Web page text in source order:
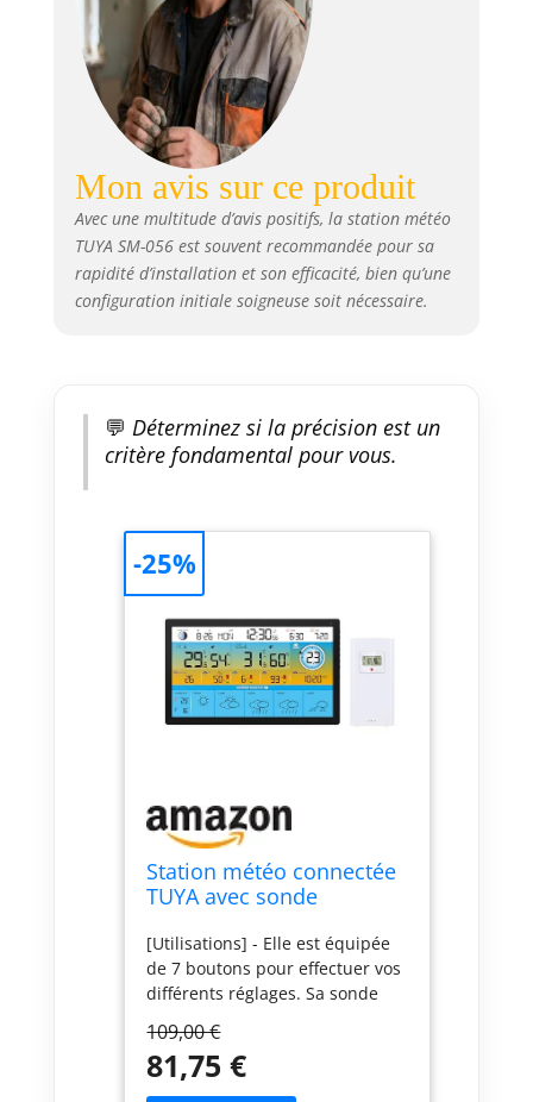
suite] - Mesure température
intérieure avec indice de
confort, Mesures températures
mini & maxi, Affichage des
températures en °C ou °F,
Mesure taux humidité : 1% à
99%RH, Mesures températures
intérieures : -10 à +50°C,
Mesures températures
extérieures : -40 à +70°C,
Enregistrement des
températures et humidités
intérieure/extérieure. [Contenu
de garantie est de 2 ans.
Support technique en France.
Mon avis sur ce produit
Avec une multitude d’avis positifs, la station météo
TUYA SM-056 est souvent recommandée pour sa
rapidité d’installation et son efficacité, bien qu’une
configuration initiale soigneuse soit nécessaire.
💬 Déterminez si la précision est un
critère fondamental pour vous.
Station météo connectée
TUYA avec sonde
[Utilisations] - Elle est équipée
de 7 boutons pour effectuer vos
différents réglages. Sa sonde
informations de température et
d'humidité. La station pourra
être posée ou fixée au mur. Elle
109,00 €
81,75 €
-25%